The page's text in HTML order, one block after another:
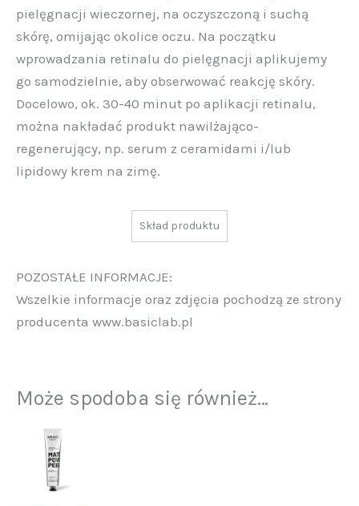
pielęgnacji wieczornej, na oczyszczoną i suchą
skórę, omijając okolice oczu. Na początku
wprowadzania retinalu do pielęgnacji aplikujemy
go samodzielnie, aby obserwować reakcję skóry.
Docelowo, ok. 30-40 minut po aplikacji retinalu,
można nakładać produkt nawilżająco-
regenerujący, np. serum z ceramidami i/lub
lipidowy krem na zimę.
Skład produktu
POZOSTAŁE INFORMACJE:
Wszelkie informacje oraz zdjęcia pochodzą ze strony
producenta www.basiclab.pl
Może spodoba się również…